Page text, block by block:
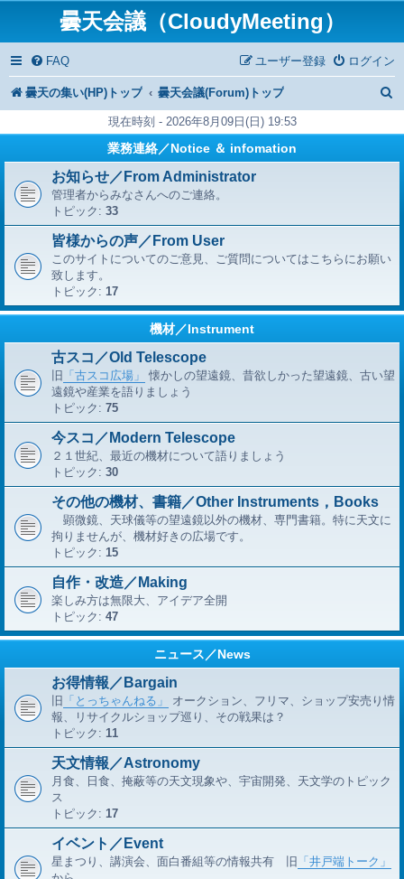
曇天会議（CloudyMeeting）
FAQ ログイン
ユーザー登録
曇天の集い(HP)トップ 曇天会議(Forum)トップ
現在時刻 - 2026年8月09日(日) 19:53
業務連絡／Notice ＆ infomation
お知らせ／From Administrator
管理者からみなさんへのご連絡。
トピック: 33
皆様からの声／From User
このサイトについてのご意見、ご質問についてはこちらにお願い
致します。
トピック: 17
機材／Instrument
古スコ／Old Telescope
旧 「古スコ広場」
懐かしの望遠鏡、昔欲しかった望遠鏡、古い望
遠鏡や産業を語りましょう
トピック: 75
今スコ／Modern Telescope
２１世紀、最近の機材について語りましょう
トピック: 30
その他の機材、書籍／Other Instruments，Books
顕微鏡、天球儀等の望遠鏡以外の機材、専門書籍。特に天文に
拘りませんが、機材好きの広場です。
トピック: 15
自作・改造／Making
楽しみ方は無限大、アイデア全開
トピック: 47
ニュース／News
お得情報／Bargain
旧 「とっちゃんねる」
オークション、フリマ、ショップ安売り情
報、リサイクルショップ巡り、その戦果は？
トピック: 11
天文情報／Astronomy
月食、日食、掩蔽等の天文現象や、宇宙開発、天文学のトピック
ス
トピック: 17
イベント／Event
星まつり、講演会、面白番組等の情報共有 旧 「井戸端トーク」